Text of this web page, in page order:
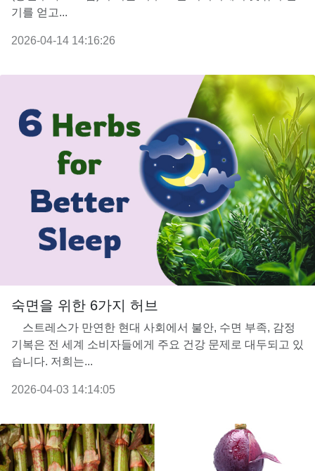
기를 얻고...
2026-04-14 14:16:26
숙면을 위한 6가지 허브
스트레스가 만연한 현대 사회에서 불안, 수면 부족, 감정
기복은 전 세계 소비자들에게 주요 건강 문제로 대두되고 있
습니다. 저희는...
2026-04-03 14:14:05